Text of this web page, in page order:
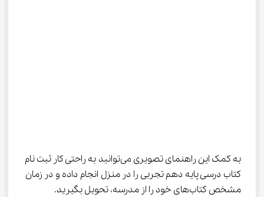
به کمک این راهنمای تصویری می‌توانید به راحتی کار ثبت نام
کتاب درسی پایه دهم تجربی را در منزل انجام داده و در زمان
مشخص کتاب‌های خود را از مدرسه، تحویل بگیرید.